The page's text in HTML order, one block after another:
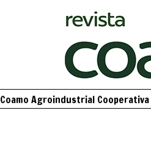
Coamo Agroindustrial